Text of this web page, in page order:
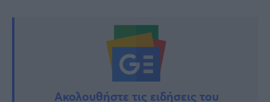
Ακολουθήστε τις ειδήσεις του